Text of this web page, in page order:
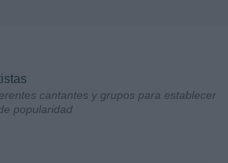
cantantes y grupos para establecer
popularidad